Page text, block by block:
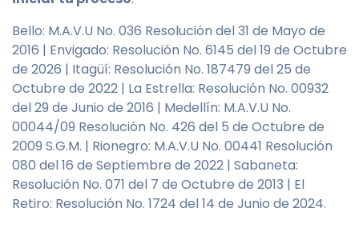
Bello: M.A.V.U No. 036 Resolución del 31 de Mayo de
2016 | Envigado: Resolución No. 6145 del 19 de Octubre
de 2026 | Itagüí: Resolución No. 187479 del 25 de
Octubre de 2022 | La Estrella: Resolución No. 00932
del 29 de Junio de 2016 | Medellín: M.A.V.U No.
00044/09 Resolución No. 426 del 5 de Octubre de
2009 S.G.M. | Rionegro: M.A.V.U No. 00441 Resolución
080 del 16 de Septiembre de 2022 | Sabaneta:
Resolución No. 071 del 7 de Octubre de 2013 | El
Retiro: Resolución No. 1724 del 14 de Junio de 2024.